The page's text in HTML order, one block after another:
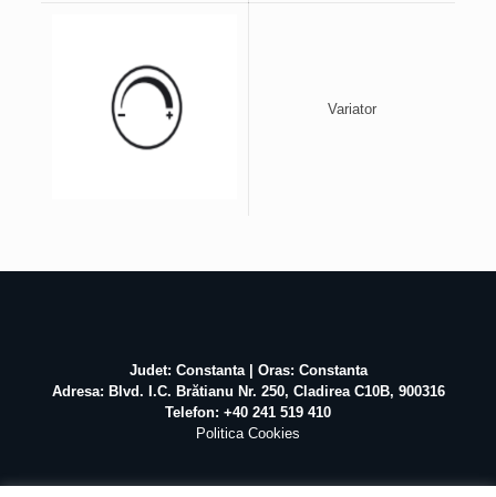
Variator
Judet: Constanta | Oras: Constanta
Adresa: Blvd. I.C. Brătianu Nr. 250, Cladirea C10B, 900316
Telefon: +40 241 519 410
Politica Cookies